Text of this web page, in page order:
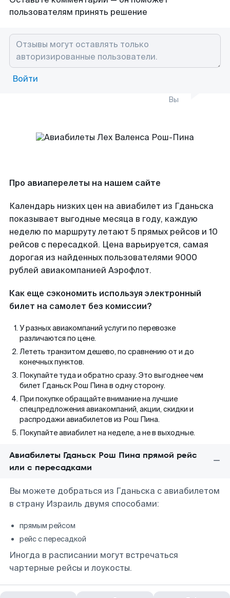
пользователям принять решение
Войти
Вы
Про авиаперелеты на нашем сайте
Календарь низких цен на авиабилет из Гданьска
показывает выгодные месяца в году, каждую
неделю по маршруту летают 5 прямых рейсов и 10
рейсов с пересадкой. Цена варьируется, самая
дорогая из найденных пользователями 9000
рублей авиакомпанией Аэрофлот.
Как еще сэкономить используя электронный
билет на самолет без комиссии?
У разных авиакомпаний услуги по перевозке
различаются по цене.
Лететь транзитом дешево, по сравнению от и до
конечных пунктов.
Покупайте туда и обратно сразу. Это выгоднее чем
билет Гданьск Рош Пина в одну сторону.
При покупке обращайте внимание на лучшие
спецпредложения авиакомпаний, акции, скидки и
распродажи авиабилетов из Рош Пина.
Покупайте авиабилет на неделе, а не в выходные.
Авиабилеты Гданьск Рош Пина прямой рейс
или с пересадками
Вы можете добраться из Гданьска с авиабилетом
в страну Израиль двумя способами:
прямым рейсом
рейс с пересадкой
Иногда в расписании могут встречаться
чартерные рейсы и лоукосты.